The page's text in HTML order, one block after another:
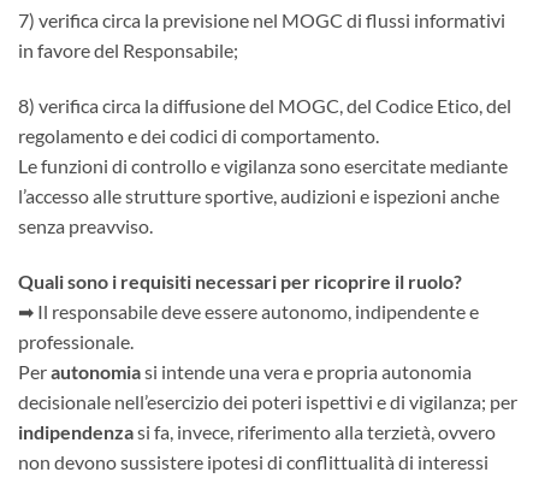
7) verifica circa la previsione nel MOGC di flussi informativi
in favore del Responsabile;
8) verifica circa la diffusione del MOGC, del Codice Etico, del
regolamento e dei codici di comportamento.
Le funzioni di controllo e vigilanza sono esercitate mediante
l’accesso alle strutture sportive, audizioni e ispezioni anche
senza preavviso.
Quali sono i requisiti necessari per ricoprire il ruolo?
➡ Il responsabile deve essere autonomo, indipendente e
professionale.
Perautonomiasi intende una vera e propria autonomia
decisionale nell’esercizio dei poteri ispettivi e di vigilanza; per
indipendenzasi fa, invece, riferimento alla terzietà, ovvero
non devono sussistere ipotesi di conflittualità di interessi